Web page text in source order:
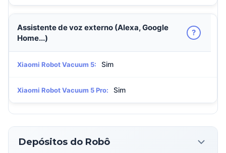
Assistente de voz externo (Alexa, Google
Home...)
?
Xiaomi Robot Vacuum 5: Sim
Xiaomi Robot Vacuum 5 Pro: Sim
Depósitos do Robô